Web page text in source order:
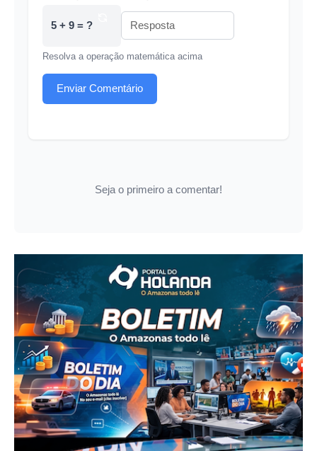
5 + 9 = ?
Resolva a operação matemática acima
Enviar Comentário
Seja o primeiro a comentar!